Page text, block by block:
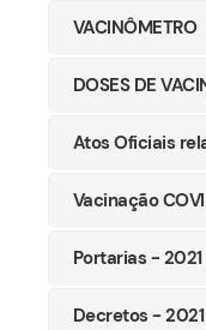
VACINÔMETRO
DOSES DE
Atos Oficiais
Vacinação
Portarias - 2021
Decretos - 2021